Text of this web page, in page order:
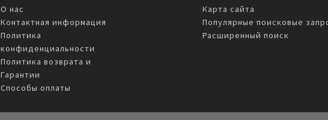
О нас
Контактная информация
Политика
конфиденциальности
Политика возврата и
Гарантии
Способы оплаты
Карта сайта
Популярные поисковые
Расширенный поиск